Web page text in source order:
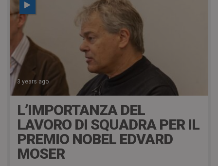
3 years ago
L’IMPORTANZA DEL
LAVORO DI SQUADRA PER IL
PREMIO NOBEL EDVARD
MOSER